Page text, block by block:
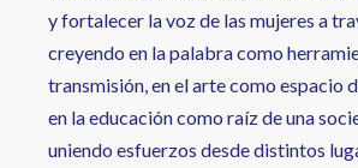
y fortalecer la voz de las mujeres a
creyendo en la palabra como
transmisión, en el arte como espacio
en la educación como raíz de una
uniendo esfuerzos desde distintos